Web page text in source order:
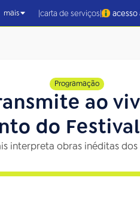
mais |carta de serviços|
Programação
ao
do
interpreta obras inéditas